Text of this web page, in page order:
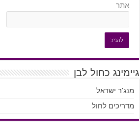
אתר
גיימינג כחול לבן
מנג'ר ישראל
מדריכים לחול